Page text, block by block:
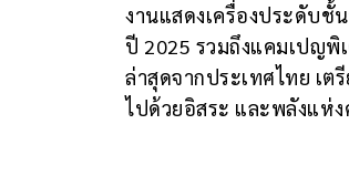
งานแสดงเครื่องประดับชั้
ปี 2025 รวมถึงแคมเปญ
ล่าสุดจากประเทศไทย เ
ไปด้วยอิสระ และพลังแห่ง